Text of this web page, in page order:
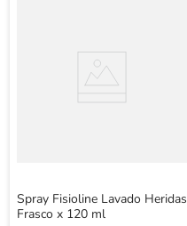
Spray Fisioline Lavado Heridas
Frasco x 120 ml